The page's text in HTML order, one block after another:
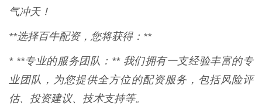
气冲天！
**选择百牛配资，您将获得：**
* **专业的服务团队：** 我们拥有一支经验丰富的专
业团队，为您提供全方位的配资服务，包括风险评
估、投资建议、技术支持等。